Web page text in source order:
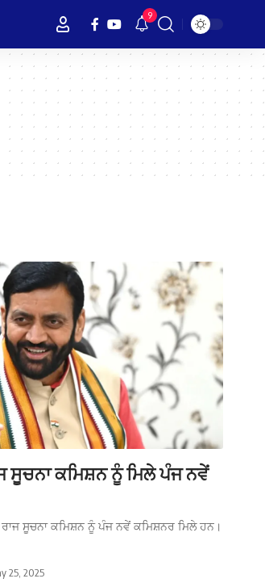
9
ਸੂਚਨਾ ਕਮਿਸ਼ਨ ਨੂੰ ਮਿਲੇ ਪੰਜ ਨਵੇਂ
ਸੂਚਨਾ ਕਮਿਸ਼ਨ ਨੂੰ ਪੰਜ ਨਵੇਂ ਕਮਿਸ਼ਨਰ ਮਿਲੇ ਹਨ।
25, 2025